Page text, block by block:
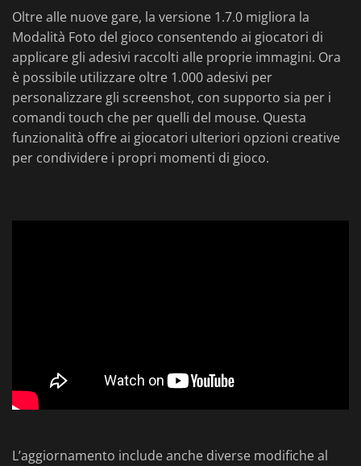
Oltre alle nuove gare, la versione 1.7.0 migliora la
Modalità Foto del gioco consentendo ai giocatori di
applicare gli adesivi raccolti alle proprie immagini. Ora
è possibile utilizzare oltre 1.000 adesivi per
personalizzare gli screenshot, con supporto sia per i
comandi touch che per quelli del mouse. Questa
funzionalità offre ai giocatori ulteriori opzioni creative
per condividere i propri momenti di gioco.
L’aggiornamento include anche diverse modifiche al